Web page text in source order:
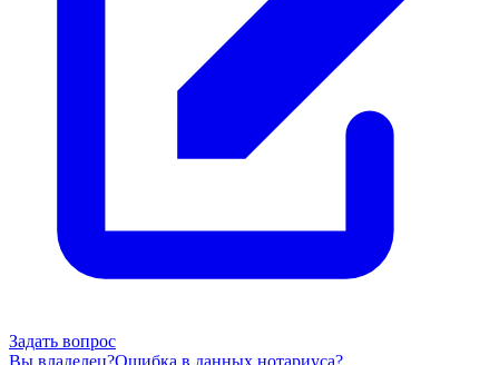
Задать вопрос
Вы владелец?Ошибка в данных нотариуса?